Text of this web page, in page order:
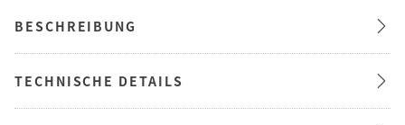
BESCHREIBUNG
TECHNISCHE DETAILS